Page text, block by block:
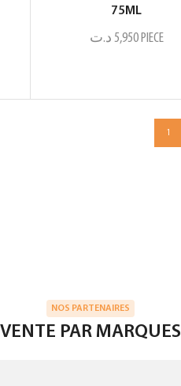
75ML
5,950 د.ت PIECE
1
NOS PARTENAIRES
VENTE PAR MARQUES